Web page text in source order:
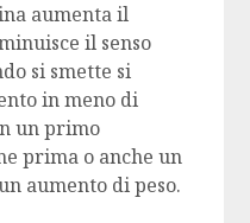
aumenta il
il senso
si smette si
in meno di
un primo
prima o anche un
aumento di peso.